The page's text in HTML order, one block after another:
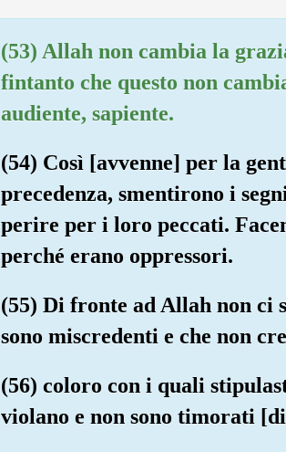
(53) Allah non cambia la
fintanto che questo non
audiente, sapiente.
(54) Così [avvenne] per la
precedenza, smentirono i
perire per i loro peccati.
perché erano oppressori.
(55) Di fronte ad Allah non ci
sono miscredenti e che non
(56) coloro con i quali
violano e non sono timorati